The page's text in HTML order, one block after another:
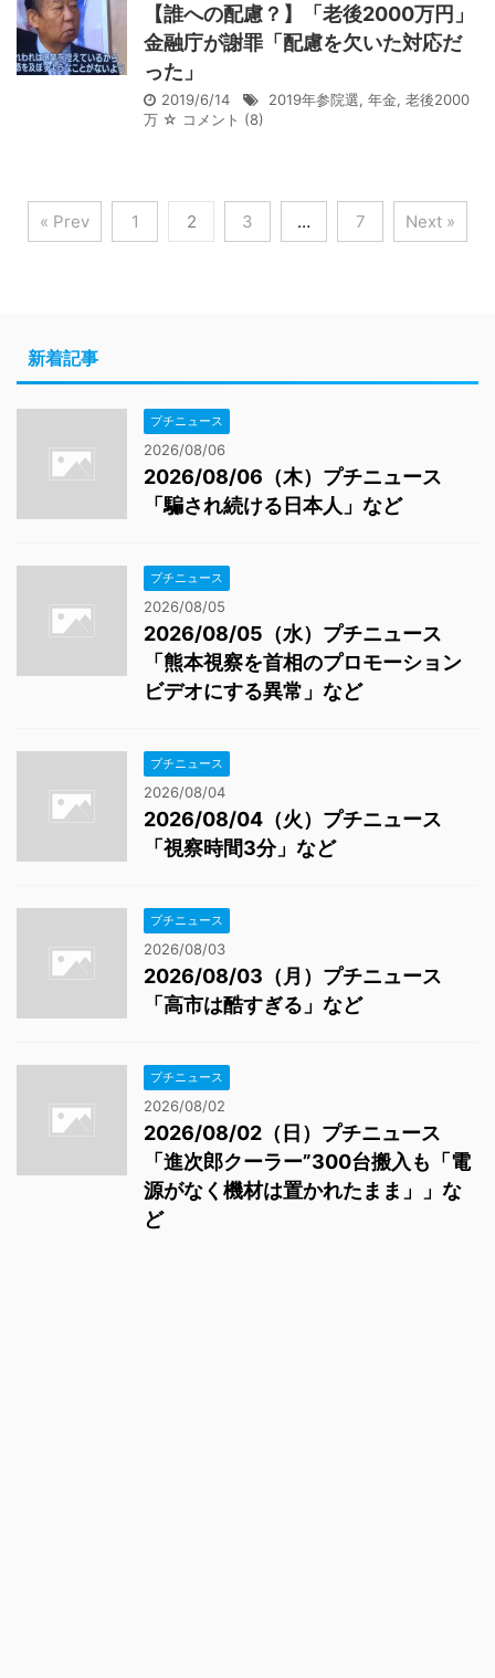
【誰への配慮？】「老後2000万円」
金融庁が謝罪「配慮を欠いた対応だ
った」
2019/6/14 2019年参院選, 年金, 老後2000
万 ☆ コメント (8)
« Prev 1 2 3 … 7 Next »
新着記事
プチニュース
2026/08/06
2026/08/06（木）プチニュース
「騙され続ける日本人」など
プチニュース
2026/08/05
2026/08/05（水）プチニュース
「熊本視察を首相のプロモーション
ビデオにする異常」など
プチニュース
2026/08/04
2026/08/04（火）プチニュース
「視察時間3分」など
プチニュース
2026/08/03
2026/08/03（月）プチニュース
「高市は酷すぎる」など
プチニュース
2026/08/02
2026/08/02（日）プチニュース
「進次郎クーラー”300台搬入も「電
源がなく機材は置かれたまま」」な
ど